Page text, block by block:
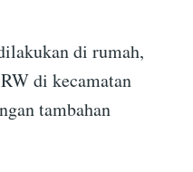
di rumah,
di kecamatan
tambahan